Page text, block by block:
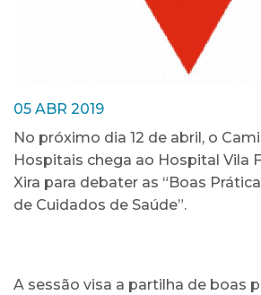
05 ABR 2019
No próximo dia 12 de abril, o
Hospitais chega ao Hospital Vila
Xira para debater as “Boas
de Cuidados de Saúde”.
A sessão visa a partilha de boas